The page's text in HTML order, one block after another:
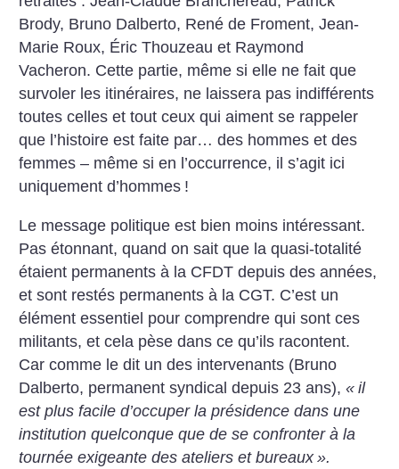
Brody, Bruno Dalberto, René de Froment, Jean-
Marie Roux, Éric Thouzeau et Raymond
Vacheron. Cette partie, même si elle ne fait que
survoler les itinéraires, ne laissera pas indifférents
toutes celles et tout ceux qui aiment se rappeler
que l’histoire est faite par… des hommes et des
femmes – même si en l’occurrence, il s’agit ici
uniquement d’hommes !
Le message politique est bien moins intéressant.
Pas étonnant, quand on sait que la quasi-totalité
étaient permanents à la CFDT depuis des années,
et sont restés permanents à la CGT. C’est un
élément essentiel pour comprendre qui sont ces
militants, et cela pèse dans ce qu’ils racontent.
Car comme le dit un des intervenants (Bruno
Dalberto, permanent syndical depuis 23 ans),« il
est plus facile d’occuper la présidence dans une
institution quelconque que de se confronter à la
tournée exigeante des ateliers et bureaux ».